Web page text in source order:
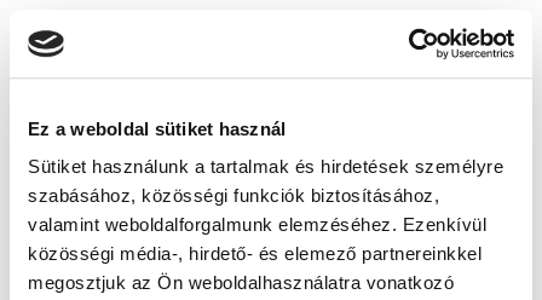
Ez a weboldal sütiket használ
Sütiket használunk a tartalmak és hirdetések személyre
szabásához, közösségi funkciók biztosításához,
valamint weboldalforgalmunk elemzéséhez. Ezenkívül
közösségi média-, hirdető- és elemező partnereinkkel
megosztjuk az Ön weboldalhasználatra vonatkozó